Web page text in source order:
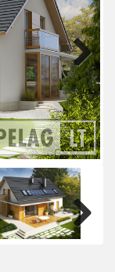
Next